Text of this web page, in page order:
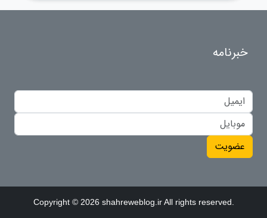
خبرنامه
عضویت
Copyright © 2026 shahreweblog.ir All rights reserved.